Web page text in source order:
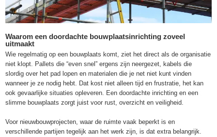
Waarom een doordachte bouwplaatsinrichting zoveel
uitmaakt
Wie regelmatig op een bouwplaats komt, ziet het direct als de organisatie
niet klopt. Pallets die “even snel” ergens zijn neergezet, kabels die
slordig over het pad lopen en materialen die je net niet kunt vinden
wanneer je ze nodig hebt. Dat kost niet alleen tijd en frustratie, het kan
ook gevaarlijke situaties opleveren. Een doordachte inrichting en een
slimme bouwplaats zorgt juist voor rust, overzicht en veiligheid.
Voor nieuwbouwprojecten, waar de ruimte vaak beperkt is en
verschillende partijen tegelijk aan het werk zijn, is dat extra belangrijk.